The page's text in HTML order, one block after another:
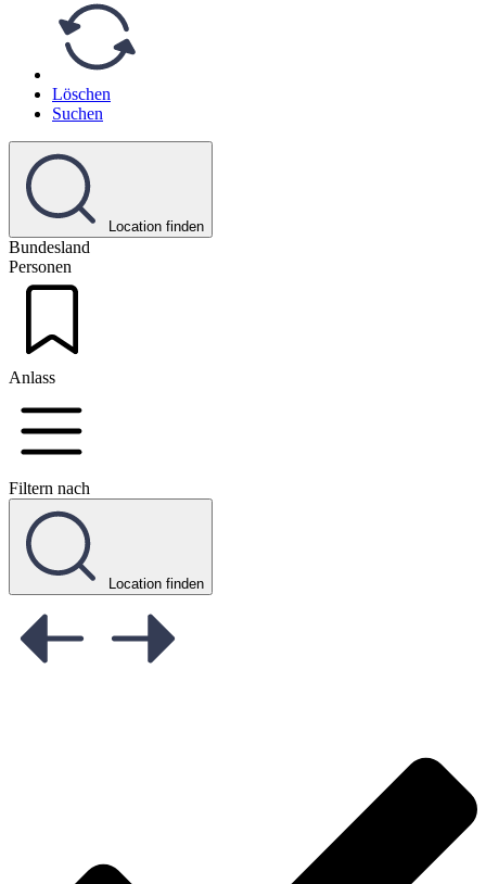
Löschen
Suchen
Location finden
Bundesland
Personen
Anlass
Filtern nach
Location finden